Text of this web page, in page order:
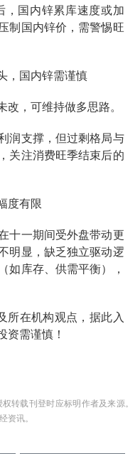
，国内锌累库速度或加
制国内锌价，需警惕旺
，国内锌需谨慎
，可维持做多思路。
润支撑，但过剩格局与
关注消费旺季结束后的
度有限
十一期间受外盘带动更
明显，缺乏独立驱动逻
如库存、供需平衡），
所在机构观点，据此入
资需谨慎！
转载刊登时应标明作者及来源。
讯。